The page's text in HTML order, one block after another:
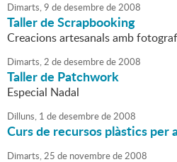
Dimarts,9 dedesembrede2008
Taller de Scrapbooking
Creacions artesanals amb
Dimarts,2 dedesembrede2008
Taller de Patchwork
Especial Nadal
Dilluns, 1 dedesembrede2008
Curs de recursos plàstics per
Dimarts,25 de novembrede2008